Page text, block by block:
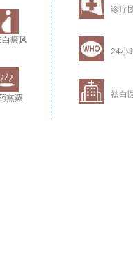
白癜风
熏蒸
诊疗
24小
祛白